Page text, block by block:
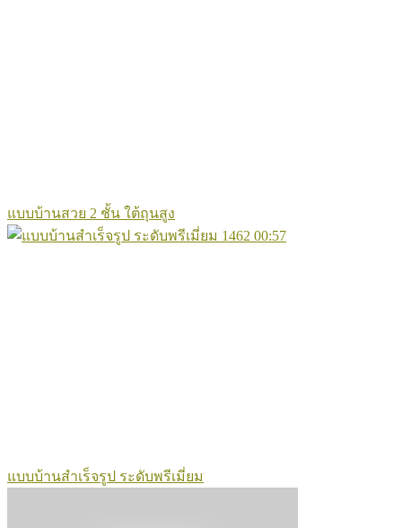
แบบบ้านสวย 2 ชั้น ใต้ถุนสูง
1462 00:57
แบบบ้านสำเร็จรูป ระดับพรีเมี่ยม